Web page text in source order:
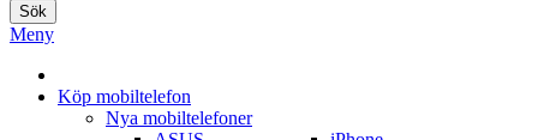
Sök
Meny
Köp mobiltelefon
Nya mobiltelefoner